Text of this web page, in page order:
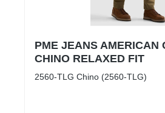
PME JEANS AMERICAN
CHINO RELAXED FIT
2560-TLG Chino (2560-TLG)